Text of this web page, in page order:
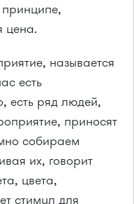
цена.
называется
есть
есть ряд людей,
приносят
собираем
их, говорит
цвета,
стимул для